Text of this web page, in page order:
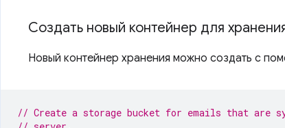
Создать новый контейнер для
Новый контейнер хранения можно создать с
// Create a storage bucket for emails that are